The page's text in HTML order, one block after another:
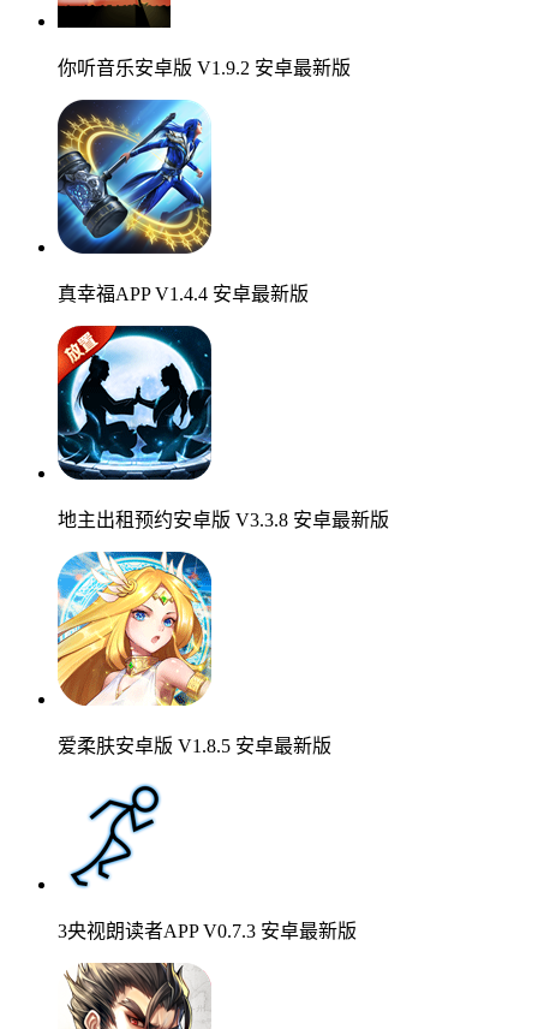
你听音乐安卓版 V1.9.2 安卓最新版
真幸福APP V1.4.4 安卓最新版
地主出租预约安卓版 V3.3.8 安卓最新版
爱柔肤安卓版 V1.8.5 安卓最新版
3央视朗读者APP V0.7.3 安卓最新版